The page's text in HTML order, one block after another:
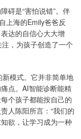
碍是“害怕说错”。伴
上海的Emily爸爸反
达的自信心大大增
，为孩子创造了一个
新模式。它并非简单地
点。AI智能诊断能精
个孩子都能按自己的
人陈阳所言：“我们的
欲，让学习成为一种